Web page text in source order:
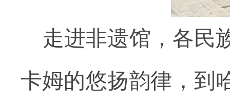
走进非遗馆，各民
卡姆的悠扬韵律，到